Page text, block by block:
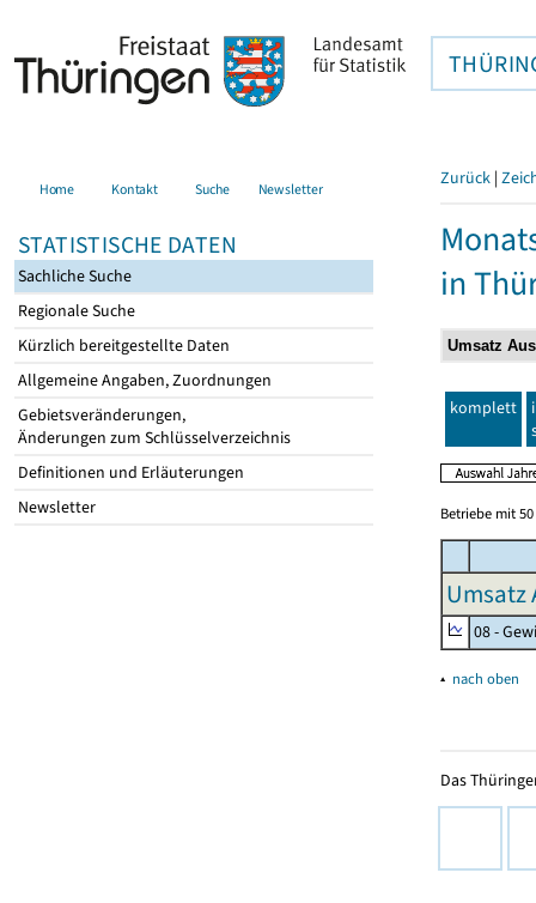
Home Kontakt Suche Newsletter
STATISTISCHE DATEN
Sachliche Suche
Regionale Suche
Kürzlich bereitgestellte Daten
Allgemeine Angaben, Zuordnungen
Gebietsveränderungen,
Änderungen zum Schlüsselverzeichnis
Definitionen und Erläuterungen
Newsletter
Zurück |
in
komplett
Betriebe mit
Umsatz
08 -
▴ nach oben
Das